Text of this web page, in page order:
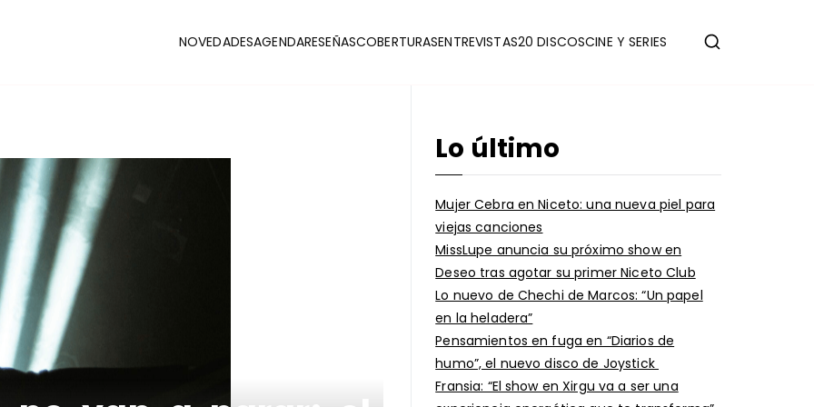
NOVEDADESAGENDARESEÑASCOBERTURASENTREVISTAS20 DISCOSCINE Y SERIES
Lo último
Mujer Cebra en Niceto: una nueva piel para
viejas canciones
MissLupe anuncia su próximo show en
Deseo tras agotar su primer Niceto Club
Lo nuevo de Chechi de Marcos: “Un papel
en la heladera”
Pensamientos en fuga en “Diarios de
humo”, el nuevo disco de Joystick
Fransia: “El show en Xirgu va a ser una